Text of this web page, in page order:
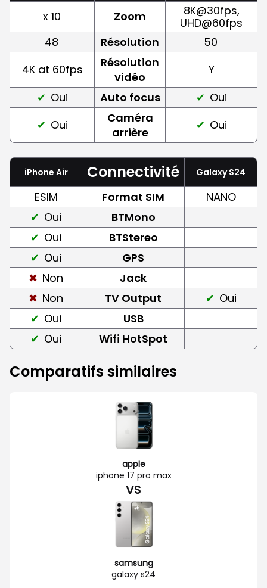
x 10 Zoom
8K@30fps,
UHD@60fps
48
Résolution
50
4K at 60fps
Résolution
vidéo
Y
Oui
Auto focus
Oui
Oui
Caméra
arrière
Oui
iPhone Air Connectivité Galaxy S24
ESIM Format SIM
NANO
Oui
BTMono
Oui
BTStereo
Oui
GPS
Non
Jack
Non
TV Output
Oui
Oui
USB
Oui
Wifi HotSpot
Comparatifs similaires
apple
iphone 17 pro max
VS
samsung
galaxy s24